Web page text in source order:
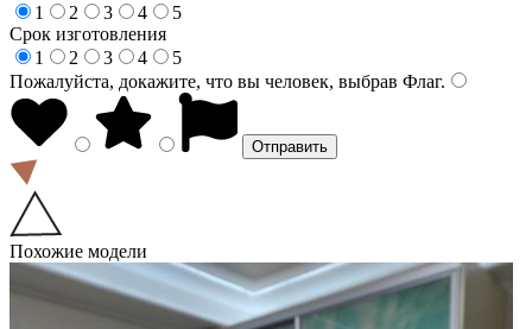
1
2 3 4
5
Срок изготовления
1
2 3 4
5
Пожалуйста, докажите, что вы человек, выбрав Флаг.
Похожие модели